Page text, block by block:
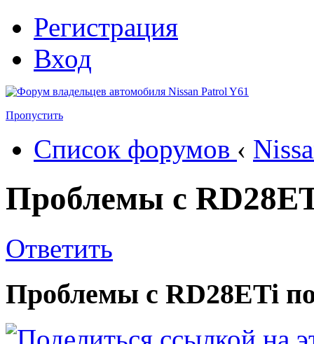
Регистрация
Вход
Пропустить
Список форумов ‹
Проблемы с
Ответить
Проблемы с RD28ETi